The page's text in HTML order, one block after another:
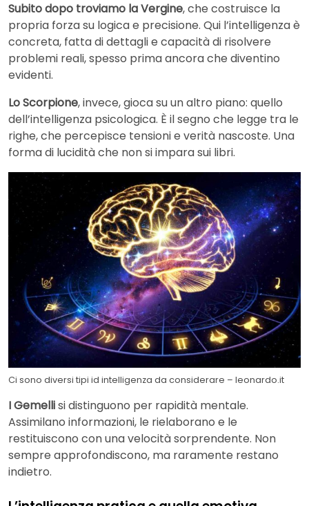
Subito dopo troviamo la Vergine, che costruisce la
propria forza su logica e precisione. Qui l’intelligenza è
concreta, fatta di dettagli e capacità di risolvere
problemi reali, spesso prima ancora che diventino
evidenti.
Lo Scorpione, invece, gioca su un altro piano: quello
dell’intelligenza psicologica. È il segno che legge tra le
righe, che percepisce tensioni e verità nascoste. Una
forma di lucidità che non si impara sui libri.
Ci sono diversi tipi id intelligenza da considerare – leonardo.it
I Gemellisi distinguono per rapidità mentale.
Assimilano informazioni, le rielaborano e le
restituiscono con una velocità sorprendente. Non
sempre approfondiscono, ma raramente restano
indietro.